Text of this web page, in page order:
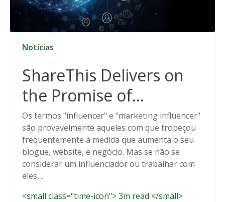
Notícias
ShareThis Delivers on
the Promise of
Cookieless Data
Solutions
Os termos "influencer" e "marketing influencer"
são provavelmente aqueles com que tropeçou
frequentemente à medida que aumenta o seu
blogue, website, e negócio. Mas se não se
considerar um influenciador ou trabalhar com
eles,...
<small class="time-icon"> 3m read </small>